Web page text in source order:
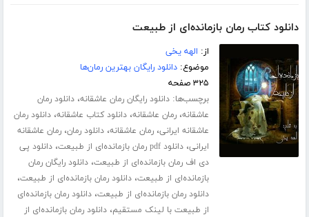
دانلود کتاب رمان بازمانده‌ای از طبیعت
از: الهه یخی
موضوع:دانلود رایگان بهترین رمان‌ها
۳۲۵ صفحه
برچسب‌ها:دانلود رایگان رمان عاشقانه،دانلود رمان
عاشقانه،رمان عاشقانه،دانلود کتاب عاشقانه،دانلود رمان
عاشقانه ایرانی،رمان عاشقانه،دانلود رمان،رمان عاشقانه
ایرانی،دانلود pdf رمان بازمانده‌ای از طبیعت ،دانلود پی
دی اف رمان بازمانده‌ای از طبیعت،دانلود رایگان رمان
بازمانده‌ای از طبیعت،دانلود رمان بازمانده‌ای از طبیعت،
دانلود رمان بازمانده‌ای از طبیعت،دانلود رمان بازمانده‌ای
از طبیعت با لینک مستقیم،دانلود رمان بازمانده‌ای از